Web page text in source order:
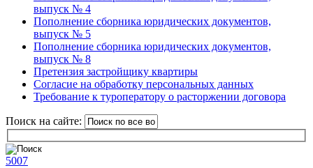
выпуск № 4
Пополнение сборника юридических документов,
выпуск № 5
Пополнение сборника юридических документов,
выпуск № 8
Претензия застройщику квартиры
Согласие на обработку персональных данных
Требование к туроператору о расторжении договора
Поиск на сайте:
5007